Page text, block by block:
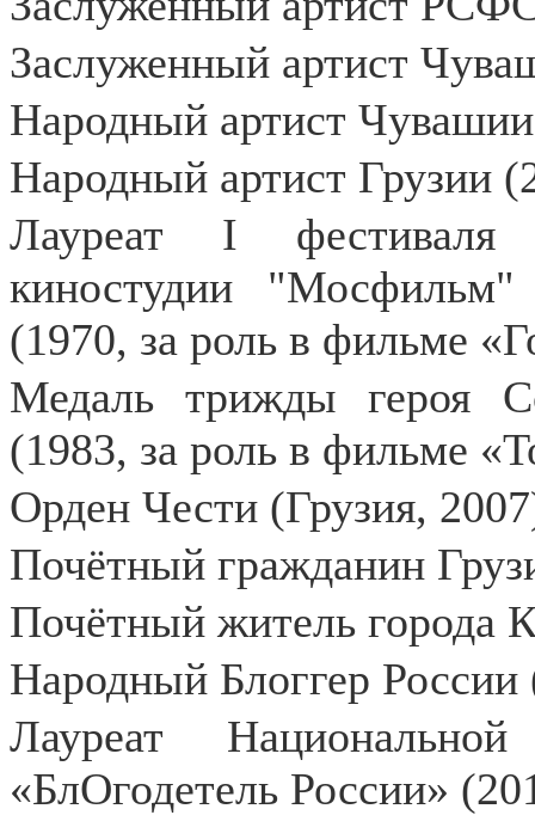
Заслуженный артист
Народный артист
Народный артист Грузии
Лауреат I фестиваля
киностудии
(1970, за роль в фильме
Медаль трижды героя
(1983, за роль в фильме
Орден Чести (Грузия,
Почётный гражданин
Почётный житель города
Народный Блоггер России
Лауреат
«БлОгодетель России»